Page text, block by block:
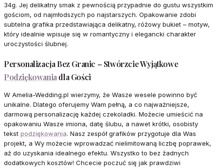
34g. Jej delikatny smak z pewnością przypadnie do gustu wszystkim
gościom, od najmłodszych po najstarszych. Opakowanie zdobi
subtelna grafika przedstawiająca delikatny, różowy bukiet – motyw,
który idealnie wpisuje się w romantyczny i elegancki charakter
uroczystości ślubnej.
Personalizacja Bez Granic – Stwórzcie Wyjątkowe
Podziękowaniadla Gości
W Amelia-Wedding.pl wierzymy, że Wasze wesele powinno być
unikalne. Dlatego oferujemy Wam pełną, a co najważniejsze,
darmową personalizację każdej czekoladki. Możecie umieścić na
opakowaniu Wasze imiona, datę ślubu, a nawet krótki, osobisty
tekst podziękowania. Nasz zespół grafików przygotuje dla Was
projekt, a Wy możecie wprowadzać nielimitowaną liczbę poprawek,
aż do uzyskania idealnego efektu. Wszystko to bez żadnych
dodatkowych kosztów! Chcecie poczuć się jak prawdziwi